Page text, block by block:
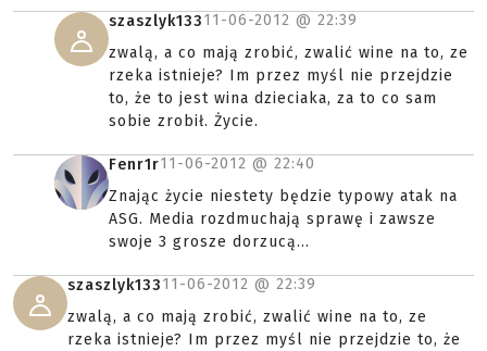
szaszlyk13311-06-2012 @ 22:39
zwalą, a co mają zrobić, zwalić wine na to, ze
rzeka istnieje? Im przez myśl nie przejdzie
to, że to jest wina dzieciaka, za to co sam
sobie zrobił. Życie.
Fenr1r11-06-2012 @ 22:40
Znając życie niestety będzie typowy atak na
ASG. Media rozdmuchają sprawę i zawsze
swoje 3 grosze dorzucą...
szaszlyk13311-06-2012 @ 22:39
zwalą, a co mają zrobić, zwalić wine na to, ze
rzeka istnieje? Im przez myśl nie przejdzie to, że